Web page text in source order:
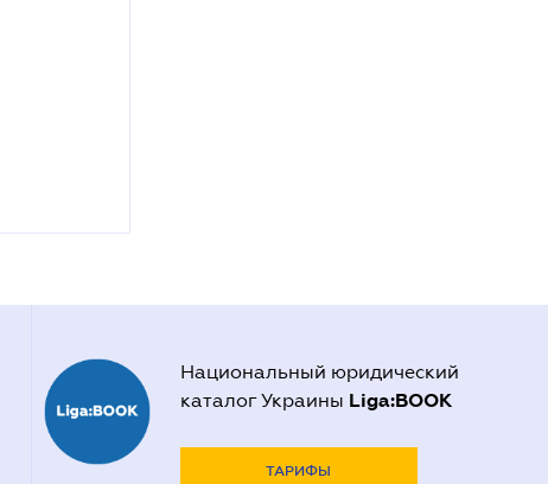
Национальный юридический
каталог Украины Liga:BOOK
ТАРИФЫ